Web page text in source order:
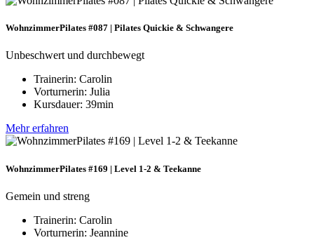
WohnzimmerPilates #087 | Pilates Quickie & Schwangere
Unbeschwert und durchbewegt
Trainerin: Carolin
Vorturnerin: Julia
Kursdauer: 39min
Mehr erfahren
WohnzimmerPilates #169 | Level 1-2 & Teekanne
Gemein und streng
Trainerin: Carolin
Vorturnerin: Jeannine